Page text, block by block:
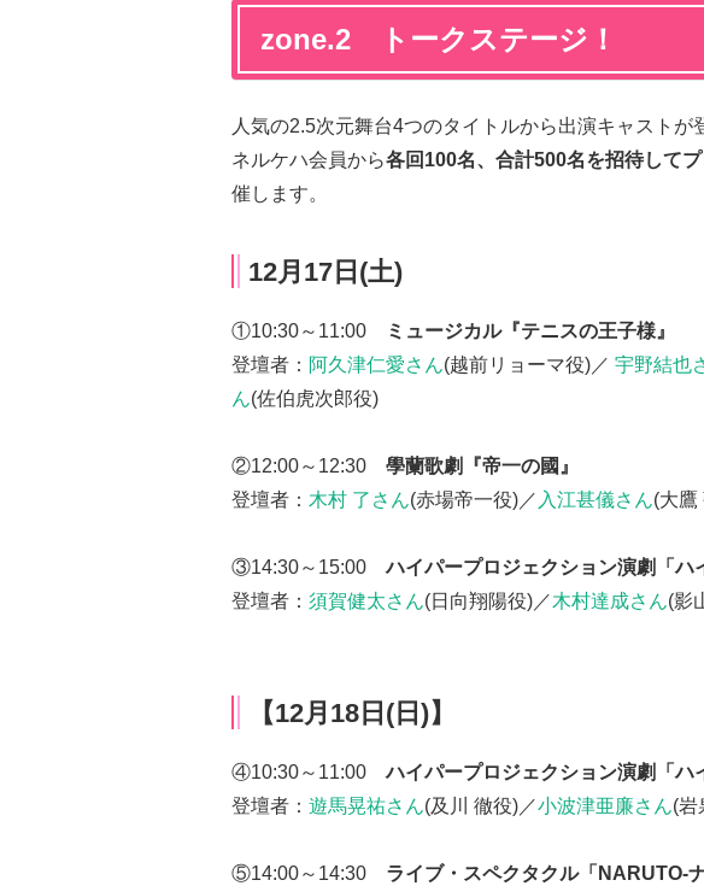
zone.2 トークステージ！
人気の2.5次元舞台4つのタイトルから出演キャストが
ネルケハ会員から各回100名、合計500名を招待して
催します。
12月17日(土)
①10:30～11:00
ミュージカル『テニスの王子様』
登壇者： 阿久津仁愛さん(越前リョーマ役)／ 宇野結也
ん(佐伯虎次郎役)
②12:00～12:30 學蘭歌劇『帝一の國』
登壇者： 木村 了さん(赤場帝一役)／ 入江甚儀さん(大鷹
③14:30～15:00ハイパープロジェクション演劇「ハ
登壇者： 須賀健太さん(日向翔陽役)／木村達成さん(影
【12月18日(日)】
④10:30～11:00ハイパープロジェクション演劇「ハ
登壇者： 遊馬晃祐さん(及川 徹役)／小波津亜廉さん(岩
⑤14:00～14:30 ライブ・スペクタクル「NARUTO-ナ